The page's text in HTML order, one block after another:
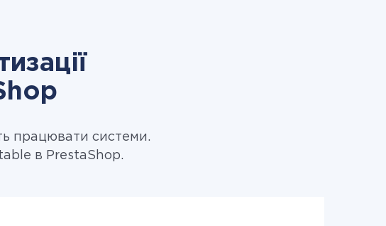
працювати системи.
в PrestaShop.